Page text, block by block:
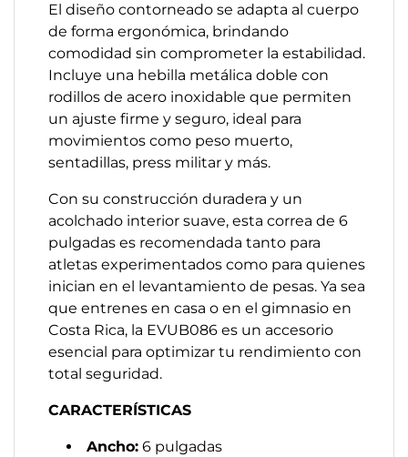
El diseño contorneado se adapta al cuerpo
de forma ergonómica, brindando
comodidad sin comprometer la estabilidad.
Incluye una hebilla metálica doble con
rodillos de acero inoxidable que permiten
un ajuste firme y seguro, ideal para
movimientos como peso muerto,
sentadillas, press militar y más.
Con su construcción duradera y un
acolchado interior suave, esta correa de 6
pulgadas es recomendada tanto para
atletas experimentados como para quienes
inician en el levantamiento de pesas. Ya sea
que entrenes en casa o en el gimnasio en
Costa Rica, la EVUB086 es un accesorio
esencial para optimizar tu rendimiento con
total seguridad.
CARACTERÍSTICAS
Ancho: 6 pulgadas